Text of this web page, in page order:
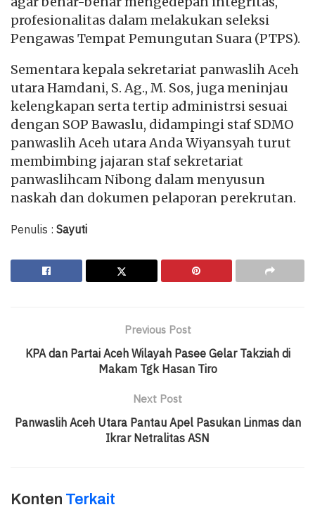
profesionalitas dalam melakukan seleksi
Pengawas Tempat Pemungutan Suara (PTPS).
Sementara kepala sekretariat panwaslih Aceh
utara Hamdani, S. Ag., M. Sos, juga meninjau
kelengkapan serta tertip administrsi sesuai
dengan SOP Bawaslu, didampingi staf SDMO
panwaslih Aceh utara Anda Wiyansyah turut
membimbing jajaran staf sekretariat
panwaslihcam Nibong dalam menyusun
naskah dan dokumen pelaporan perekrutan.
Penulis : Sayuti
Previous Post
KPA dan Partai Aceh Wilayah Pasee Gelar Takziah di
Makam Tgk Hasan Tiro
Next Post
Panwaslih Aceh Utara Pantau Apel Pasukan Linmas dan
Ikrar Netralitas ASN
Konten Terkait